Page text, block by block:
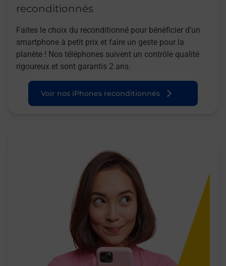
reconditionnés
Faites le choix du reconditionné pour bénéficier d’un
smartphone à petit prix et faire un geste pour la
planète ! Nos téléphones suivent un contrôle qualité
rigoureux et sont garantis 2 ans.
Voir nos iPhones reconditionnés